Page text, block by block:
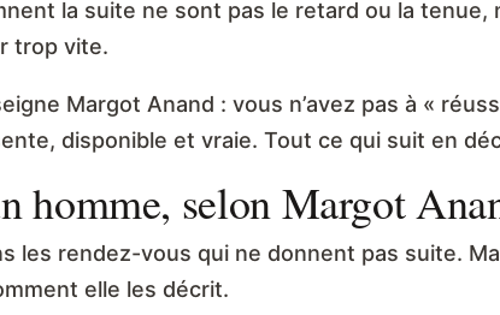
la suite ne sont pas le retard ou la
trop vite.
Margot Anand : vous n’avez pas à «
disponible et vraie. Tout ce qui suit en
homme, selon Margot
les rendez-vous qui ne donnent pas suite.
elle les décrit.